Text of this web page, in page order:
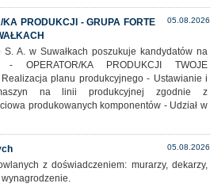
05.08.2026
KA PRODUKCJI - GRUPA FORTE
S. A. w Suwałkach poszukuje kandydatów na
- OPERATOR/KA PRODUKCJI TWOJE
planu produkcyjnego - Ustawianie i
na linii produkcyjnej zgodnie z
produkowanych komponentów - Udział w
05.08.2026
z doświadczeniem: murarzy, dekarzy,